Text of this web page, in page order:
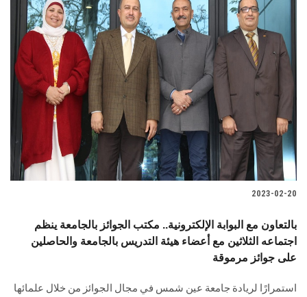
2023-02-20
بالتعاون مع البوابة الإلكترونية.. مكتب الجوائز بالجامعة ينظم
اجتماعه الثلاثين مع أعضاء هيئة التدريس بالجامعة والحاصلين
على جوائز مرموقة
استمرارًا لريادة جامعة عين شمس في مجال الجوائز من خلال علمائها